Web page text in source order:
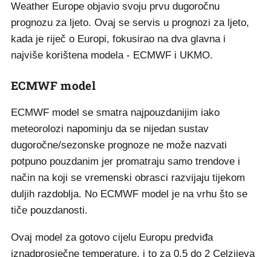
Weather Europe objavio svoju prvu dugoročnu
prognozu za ljeto. Ovaj se servis u prognozi za ljeto,
kada je riječ o Europi, fokusirao na dva glavna i
najviše korištena modela - ECMWF i UKMO.
ECMWF model
ECMWF model se smatra najpouzdanijim iako
meteorolozi napominju da se nijedan sustav
dugoročne/sezonske prognoze ne može nazvati
potpuno pouzdanim jer promatraju samo trendove i
način na koji se vremenski obrasci razvijaju tijekom
duljih razdoblja. No ECMWF model je na vrhu što se
tiče pouzdanosti.
Ovaj model za gotovo cijelu Europu predviđa
iznadprosječne temperature, i to za 0.5 do 2 Celzijeva